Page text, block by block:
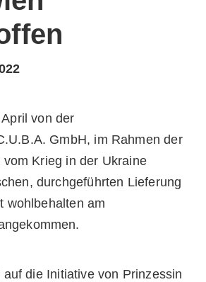
von der
GmbH, im Rahmen der
Krieg in der Ukraine
durchgeführten Lieferung
wohlbehalten am
die Initiative von Prinzessin